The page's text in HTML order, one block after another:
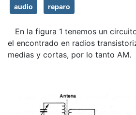
audio reparo
En la figura 1 tenemos un
el encontrado en radios
medias y cortas, por lo tanto AM.